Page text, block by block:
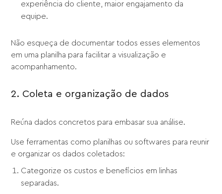
experiência do cliente, maior engajamento da
equipe.
Não esqueça de documentar todos esses elementos
em uma planilha para facilitar a visualização e
acompanhamento.
2. Coleta e organização de dados
Reúna dados concretos para embasar sua análise.
Use ferramentas como planilhas ou softwares para reunir
e organizar os dados coletados:
Categorize os custos e benefícios em linhas
separadas.